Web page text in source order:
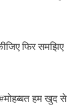
फिर समझिए
हम खुद से